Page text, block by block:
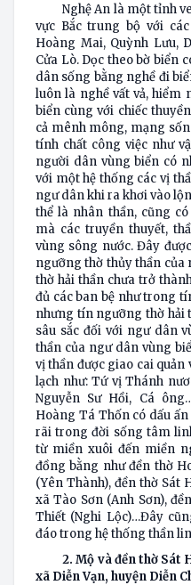
Nghệ An là một tỉnh
vực Bắc trung bộ với
Hoàng Mai, Quỳnh Lưu,
Cửa Lò. Dọc theo bờ biển
dân sống bằng nghề đi
luôn là nghề vất vả, hiểm
biển cùng với chiếc
cả mênh mông, mạng
tính chất công việc như
người dân vùng biển có
với một hệ thống các vị
ngư dân khi ra khơi vào
thể là nhân thần, cũng
mà các truyền thuyết,
vùng sông nước. Đây
ngưỡng thờ thủy thần của
thờ hải thần chưa trở
đủ các ban bệ như trong
nhưng tín ngưỡng thờ hải
sâu sắc đối với ngư dân
thần của ngư dân vùng
vị thần được giao cai quản
lạch như: Tứ vị Thánh
Nguyễn Sư Hồi, Cá
Hoàng Tá Thốn có dấu
rãi trong đời sống tâm
từ miền xuôi đến miền
đồng bằng như đền thờ
(Yên Thành), đền thờ Sát
xã Tào Sơn (Anh Sơn),
Thiết (Nghi Lộc)…Đây
đáo trong hệ thống thần
2. Mộ và đền thờ Sát
xã Diễn Vạn, huyện Diễn